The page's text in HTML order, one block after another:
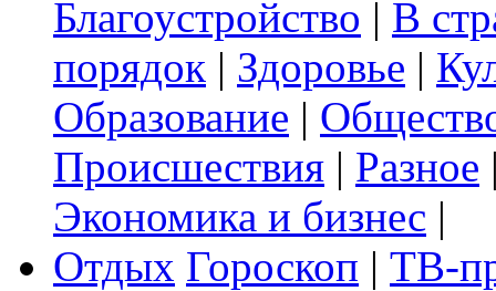
Благоустройство | В
порядок | Здоровье |
Образование |
Происшествия | Разное
Экономика и бизнес |
Отдых Гороскоп | ТВ-